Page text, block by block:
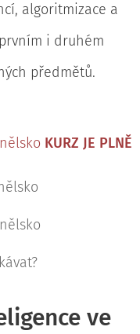
algoritmizace a
i druhém
předmětů.
KURZ JE PLNĚ
ve